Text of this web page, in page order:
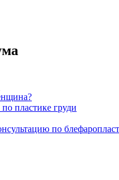
пластике груди
по